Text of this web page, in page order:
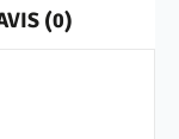
(0)